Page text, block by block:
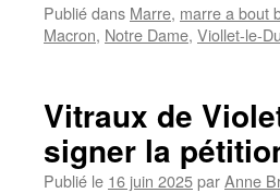
Publié dans Marre, marre a bout
Macron, Notre Dame, Viollet-le-
Vitraux de
signer la
Publié le 16 juin 2025parAnne